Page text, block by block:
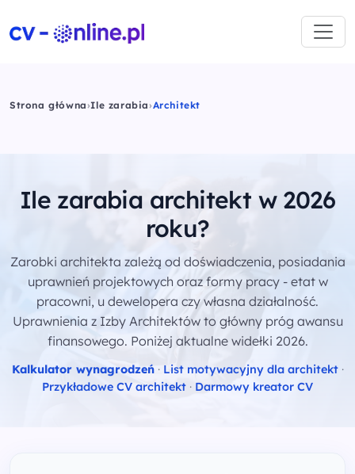
Strona główna›Ile zarabia›Architekt
Ile zarabia architekt w 2026
roku?
Zarobki architekta zależą od doświadczenia, posiadania
uprawnień projektowych oraz formy pracy - etat w
pracowni, u dewelopera czy własna działalność.
Uprawnienia z Izby Architektów to główny próg awansu
finansowego. Poniżej aktualne widełki 2026.
Kalkulator wynagrodzeń · List motywacyjny dla architekt ·
Przykładowe CV architekt · Darmowy kreator CV